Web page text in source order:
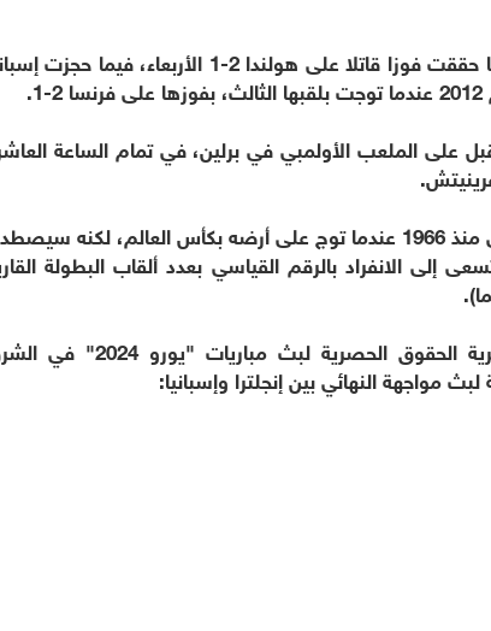
وبلغت إنجلترا النهائي الثاني لها على التوالي بعدما حققت فوزا قاتلا على هولندا 2-1 الأربعاء، فيما
لـ"يورو 2024" الأحد المقبل على الملعب الأولمبي في برلين، في تمام الساعة
ويتطلع منتخب إنجلترا لإحراز بطولته الكبرى الأولى منذ 1966 عندما توج على أرضه بكأس العالم، لكنه
إلى الانفراد بالرقم القياسي بعدد ألقاب البطولة
وتمتلك شبكة قنوات "بي إن سبورتس" القطرية الحقوق الحصرية لبث مباريات
مواجهة النهائي بين إنجلترا وإسبانيا: